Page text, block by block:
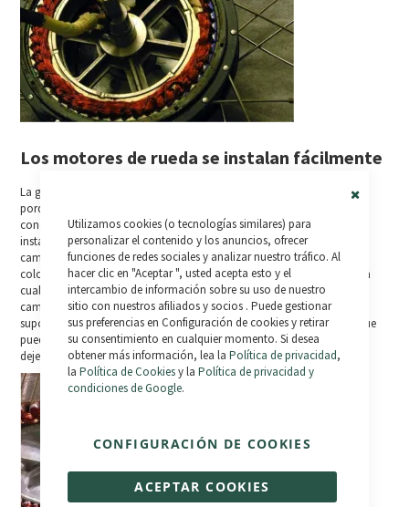
Utilizamos cookies (o tecnologías similares) para
personalizar el contenido y los anuncios, ofrecer
funciones de redes sociales y analizar nuestro tráfico. Al
hacer clic en "Aceptar ", usted acepta esto y el
intercambio de información sobre su uso de nuestro
sitio con nuestros afiliados y socios . Puede gestionar
sus preferencias en Configuración de cookies y retirar
su consentimiento en cualquier momento. Si desea
obtener más información, lea la Política de privacidad,
la Política de Cookiesy la Política de privacidad y
condiciones de Google.
ACEPTAR COOKIES
CONFIGURACIÓN DE COOKIES
Los motores de rueda se instalan fácilmente
La gente es reacia a convertir una bicicleta en una bicicleta eléctrica
porque creen que el proceso de instalación requiere de demasiados
conocimientos técnicos o porque se necesita mucho tiempo para
instalarlo. Con un motor cúbico, la instalación es tan sencilla como
cambiar una rueda pinchada. Simplemente quita la rueda antigua y
coloca la nueva rueda con el motor. El motor de rueda funcionará con
cualquier juego de engranajes, por lo que los engranajes los podrás
cambiar como si fuera una bicicleta tradicional. Además, solamente
supone 3,5 kg más en la bicicleta, por lo que no es muy pesado. Aunque
puedas poner y quitar el motor de la rueda, te recomendamos que lo
dejes puesto. ¿Por qué?